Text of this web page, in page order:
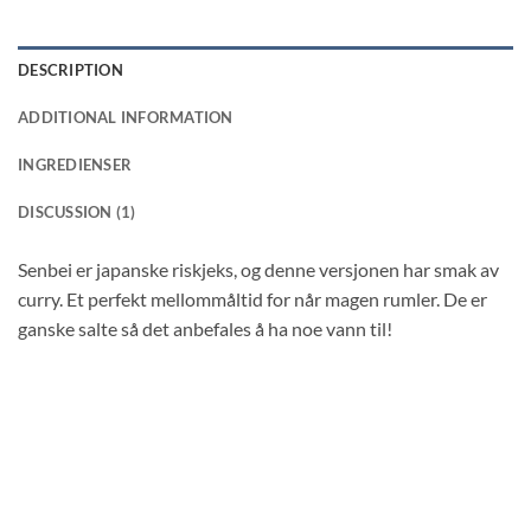
DESCRIPTION
ADDITIONAL INFORMATION
INGREDIENSER
DISCUSSION (1)
Senbei er japanske riskjeks, og denne versjonen har smak av
curry. Et perfekt mellommåltid for når magen rumler. De er
ganske salte så det anbefales å ha noe vann til!